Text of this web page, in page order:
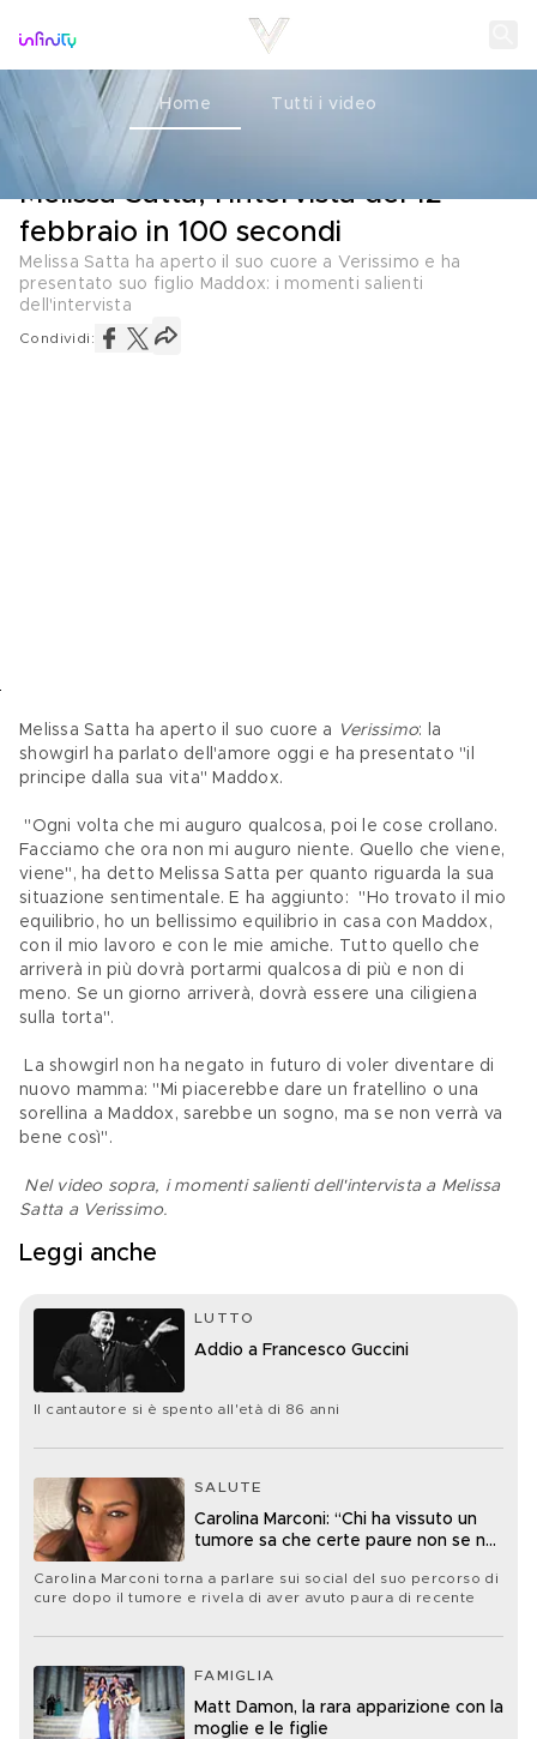
Home Tutti i video
RECAP
Melissa Satta, l'intervista del 12
febbraio in 100 secondi
Melissa Satta ha aperto il suo cuore a Verissimo e ha
presentato suo figlio Maddox: i momenti salienti
dell'intervista
Condividi:
Melissa Satta ha aperto il suo cuore a Verissimo: la
showgirl ha parlato dell'amore oggi e ha presentato "il
principe dalla sua vita" Maddox.
Facciamo che ora non mi auguro niente. Quello che viene,
viene", ha detto Melissa Satta per quanto riguarda la sua
situazione sentimentale. E ha aggiunto:  "Ho trovato il mio
equilibrio, ho un bellissimo equilibrio in casa con Maddox,
con il mio lavoro e con le mie amiche. Tutto quello che
arriverà in più dovrà portarmi qualcosa di più e non di
meno. Se un giorno arriverà, dovrà essere una ciligiena
sulla torta".
nuovo mamma: "Mi piacerebbe dare un fratellino o una
sorellina a Maddox, sarebbe un sogno, ma se non verrà va
bene così".
Nel video sopra, i momenti salienti dell'intervista a Melissa
Satta a Verissimo.
Leggi anche
LUTTO
Addio a Francesco Guccini
Il cantautore si è spento all'età di 86 anni
SALUTE
Carolina Marconi: “Chi ha vissuto un
tumore sa che certe paure non se ne
Carolina Marconi torna a parlare sui social del suo percorso di
cure dopo il tumore e rivela di aver avuto paura di recente
FAMIGLIA
Matt Damon, la rara apparizione con la
moglie e le figlie